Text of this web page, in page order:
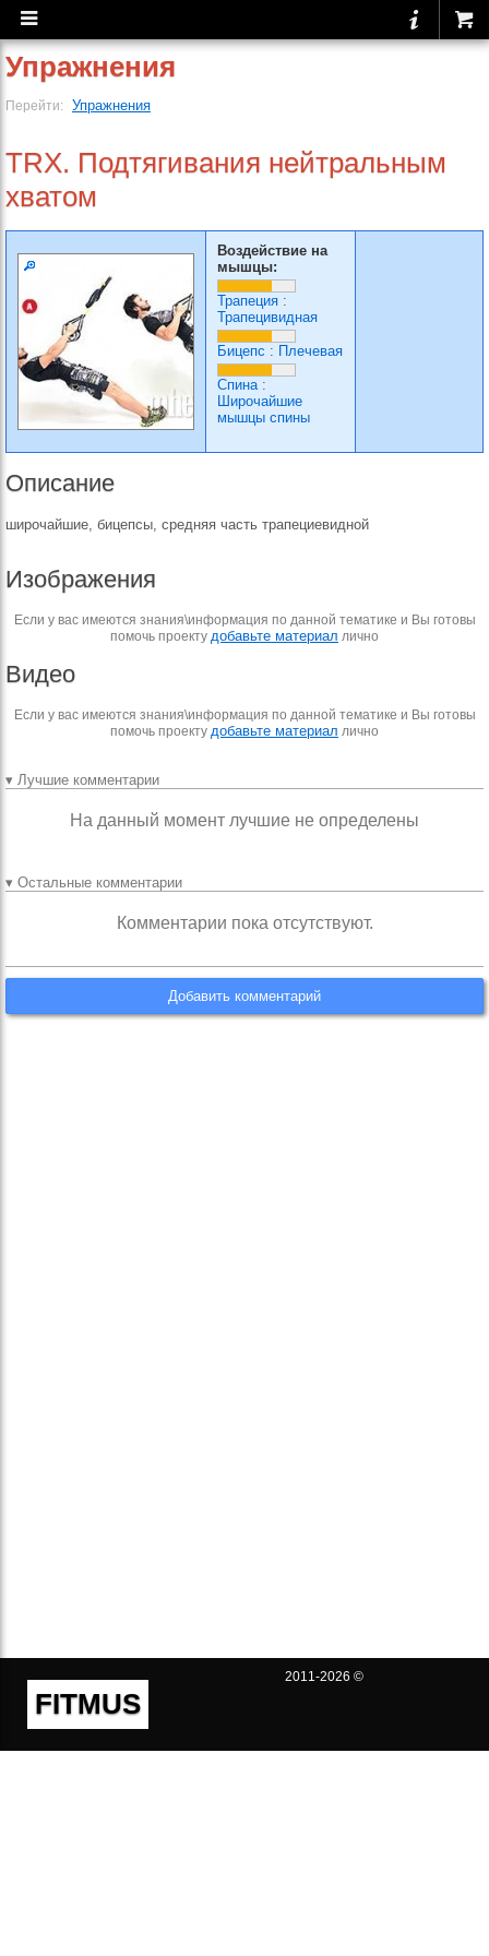
Упражнения
Перейти: Упражнения
TRX. Подтягивания нейтральным
хватом
Воздействие на
мышцы:
Трапеция :
Трапецивидная
Бицепс : Плечевая
Спина:
Широчайшие
мышцы спины
Описание
широчайшие, бицепсы, средняя часть трапециевидной
Изображения
Если у вас имеются знания\информация по данной тематике и Вы готовы
помочь проекту добавьте материал лично
Видео
Если у вас имеются знания\информация по данной тематике и Вы готовы
помочь проекту добавьте материал лично
▾ Лучшие комментарии
На данный момент лучшие не определены
▾ Остальные комментарии
Комментарии пока отсутствуют.
Добавить комментарий
FITMUS
2011-2026 ©